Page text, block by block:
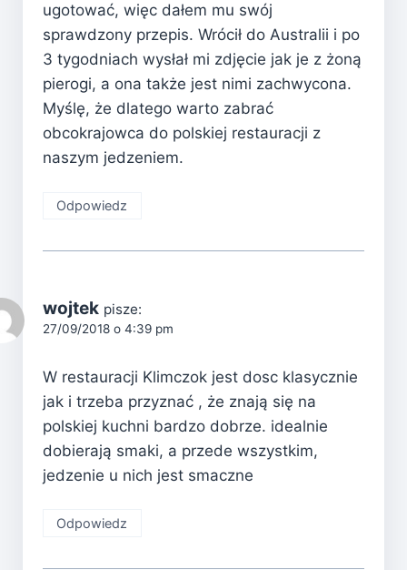
ugotować, więc dałem mu swój
sprawdzony przepis. Wrócił do Australii i po
3 tygodniach wysłał mi zdjęcie jak je z żoną
pierogi, a ona także jest nimi zachwycona.
Myślę, że dlatego warto zabrać
obcokrajowca do polskiej restauracji z
naszym jedzeniem.
Odpowiedz
wojtek pisze:
27/09/2018 o 4:39 pm
W restauracji Klimczok jest dosc klasycznie
jak i trzeba przyznać , że znają się na
polskiej kuchni bardzo dobrze. idealnie
dobierają smaki, a przede wszystkim,
jedzenie u nich jest smaczne
Odpowiedz